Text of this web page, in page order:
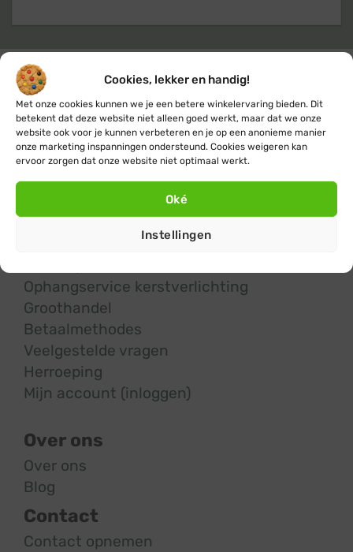
Cookies, lekker en handig!
Met onze cookies kunnen we je een betere winkelervaring bieden. Dit
betekent dat deze website niet alleen goed werkt, maar dat we onze
website ook voor je kunnen verbeteren en je op een anonieme manier
onze marketing inspanningen ondersteund. Cookies weigeren kan
ervoor zorgen dat onze website niet optimaal werkt.
Oké
Instellingen
Kerstverlichtingenfeestverlichting
je bij de #1KerstverlichtingBuiten.com
Klantenservice
Verzendkosten
Retourneren & ruilen
Ophangservice kerstverlichting
Groothandel
Betaalmethodes
Veelgestelde vragen
Herroeping
Mijn account (inloggen)
Over ons
Over ons
Blog
Contact
Contact opnemen